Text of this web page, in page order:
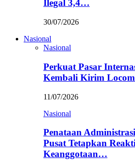
Ilegal 3,4…
30/07/2026
Nasional
Nasional
Perkuat Pasar
Kembali Kirim
11/07/2026
Nasional
Penataan
Pusat Tetapkan
Keanggotaan…